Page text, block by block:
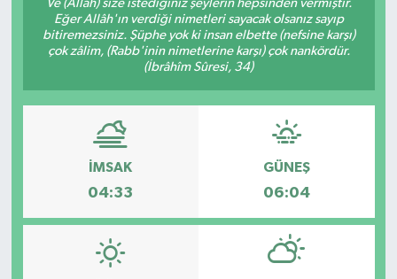
Ve (Allah) size istediğiniz şeylerin hepsinden vermiştir.
Eğer Allâh'ın verdiği nimetleri sayacak olsanız sayıp
bitiremezsiniz. Şüphe yok ki insan elbette (nefsine karşı)
çok zâlim, (Rabb'inin nimetlerine karşı) çok nankördür.
(İbrâhîm Sûresi, 34)
İMSAK
04:33
GÜNEŞ
06:04